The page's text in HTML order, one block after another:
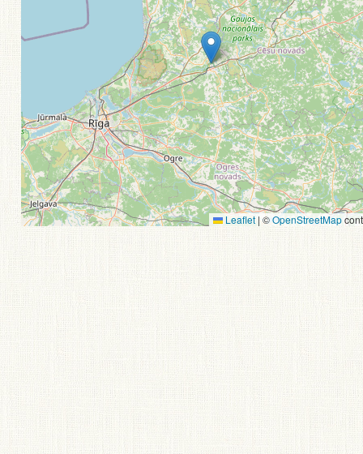
Leaflet | ©OpenStreetMap